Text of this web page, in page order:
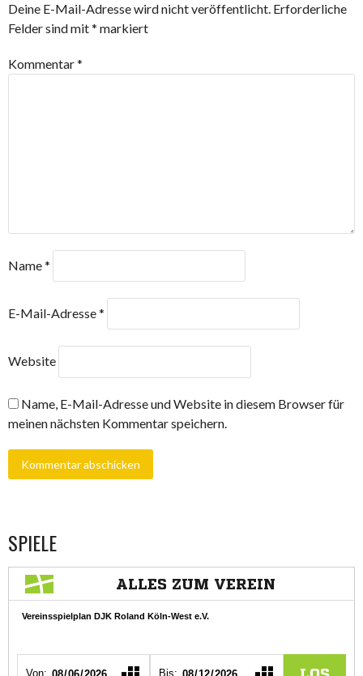
Deine E-Mail-Adresse wird nicht veröffentlicht. Erforderliche
Felder sind mit* markiert
Kommentar*
Name*
E-Mail-Adresse*
Website
Name, E-Mail-Adresse und Website in diesem Browser für
meinen nächsten Kommentar speichern.
SPIELE